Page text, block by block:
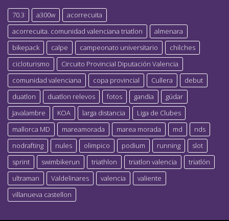
70.3 a300w
acorrecuita
acorrecuita. comunidad valenciana triatlon
almenara
bikepack
calpe campeonato universitario
chilches
cicloturismo
Circuito Provincial Diputación Valencia
comunidad valenciana
copa provincial Cullera
debut
duatlon
duatlon relevos fotos gandia
gúdar
Javalambre
KOA larga distancia
Liga de Clubes
mallorca MD
mareamorada marea morada md
nds
nodrafting
nules olimpico podium running
slot
sprint
swimbikerun triathlon triatlon valencia
triatlón
ultraman
Valdelinares valencia
valiente
villanueva castellon